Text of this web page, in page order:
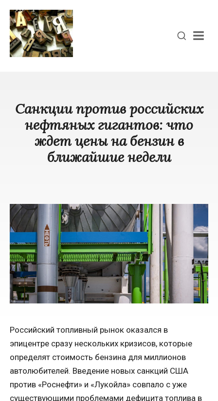
Санкции против российских
нефтяных гигантов: что
ждет цены на бензин в
ближайшие недели
Российский топливный рынок оказался в
эпицентре сразу нескольких кризисов, которые
определят стоимость бензина для миллионов
автолюбителей. Введение новых санкций США
против «Роснефти» и «Лукойла» совпало с уже
существующими проблемами дефицита топлива в